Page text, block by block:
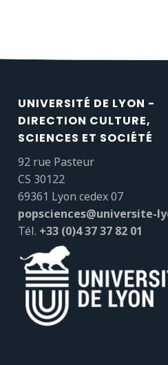
UNIVERSITÉ DE LYON -
DIRECTION CULTURE,
SCIENCES ET SOCIÉTÉ
92 rue Pasteur
CS 30122
69361 Lyon cedex 07
popsciences@universite-
Tél. +33 (0)4 37 37 82 01